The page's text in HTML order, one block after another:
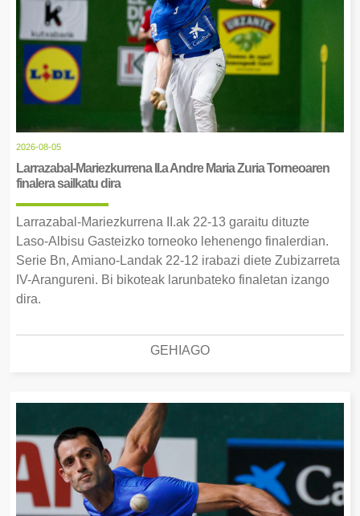
2026-08-05
Larrazabal-Mariezkurrena II.a Andre Maria Zuria Torneoaren
finalera sailkatu dira
Larrazabal-Mariezkurrena II.ak 22-13 garaitu dituzte
Laso-Albisu Gasteizko torneoko lehenengo finalerdian.
Serie Bn, Amiano-Landak 22-12 irabazi diete Zubizarreta
IV-Arangureni. Bi bikoteak larunbateko finaletan izango
dira.
GEHIAGO